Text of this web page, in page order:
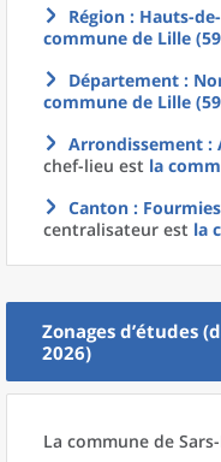
Région : Hauts-
commune de Lille
Département :
commune de Lille
Arrondissement :
chef-lieu est la
Canton :
centralisateur est la
Zonages d’études
2026)
La commune de